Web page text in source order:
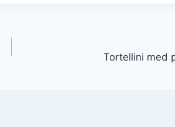
Tortellini med